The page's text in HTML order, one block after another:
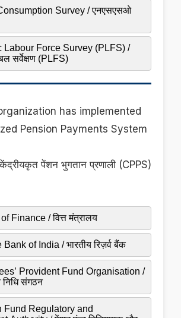
Survey / एनएसएसओ
Labour Force Survey (PLFS) /
सर्वेक्षण (PLFS)
has implemented
Pension Payments System
पेंशन भुगतान प्रणाली (CPPS)
Finance / वित्त मंत्रालय
of India / भारतीय रिज़र्व बैंक
Provident Fund Organisation /
निधि संगठन
Fund Regulatory and